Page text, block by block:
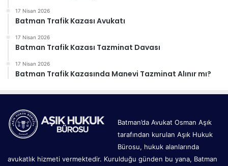
17 Nisan 2026
Batman Trafik Kazası Avukatı
17 Nisan 2026
Batman Trafik Kazası Tazminat Davası
17 Nisan 2026
Batman Trafik Kazasında Manevi Tazminat Alınır mı?
Batman’da Avukat Osman Aşık
tarafından kurulan Aşık Hukuk
Bürosu, hukuk alanlarında
avukatlık hizmeti vermektedir. Kurulduğu günden bu yana, Batman